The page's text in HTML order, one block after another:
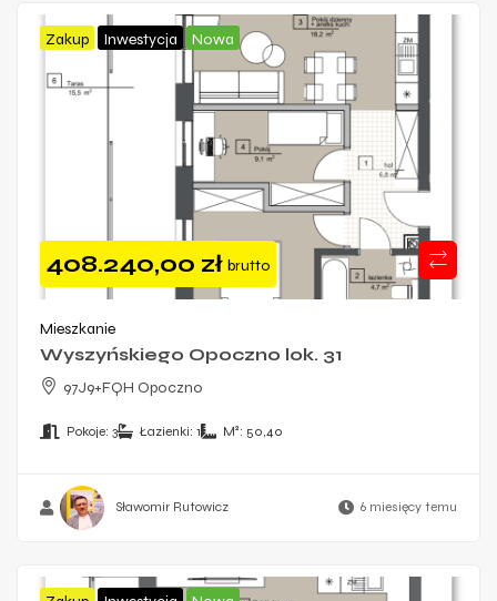
Zakup Inwestycja Nowa
408.240,00 zł brutto
Mieszkanie
Wyszyńskiego Opoczno lok. 31
97J9+FQH Opoczno
Pokoje: 3 Łazienki: 1 M²: 50,40
Sławomir Rutowicz 6 miesięcy temu